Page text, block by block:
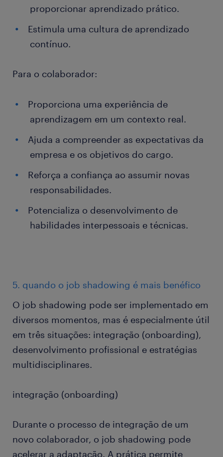
proporcionar aprendizado prático.
Estimula uma cultura de aprendizado
contínuo.
Para o colaborador:
Proporciona uma experiência de
aprendizagem em um contexto real.
Ajuda a compreender as expectativas da
empresa e os objetivos do cargo.
Reforça a confiança ao assumir novas
responsabilidades.
Potencializa o desenvolvimento de
habilidades interpessoais e técnicas.
5. quando o job shadowing é mais benéfico
O job shadowing pode ser implementado em
diversos momentos, mas é especialmente útil
em três situações: integração (onboarding),
desenvolvimento profissional e estratégias
multidisciplinares.
integração (onboarding)
Durante o processo de integração de um
novo colaborador, o job shadowing pode
acelerar a adaptação. A prática permite